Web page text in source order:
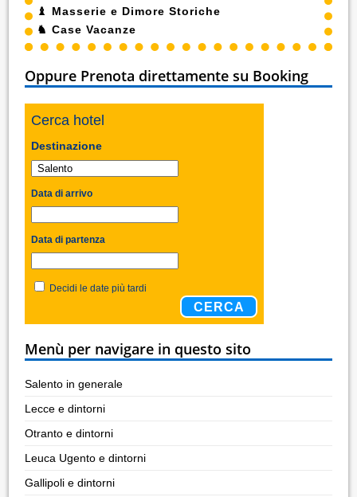
♝ Masserie e Dimore Storiche
♞Case Vacanze
Oppure Prenota direttamente su Booking
Cerca hotel
Destinazione
Data di arrivo
Data di partenza
Decidi le date più tardi
CERCA
Menù per navigare in questo sito
Salento in generale
Lecce e dintorni
Otranto e dintorni
Leuca Ugento e dintorni
Gallipoli e dintorni